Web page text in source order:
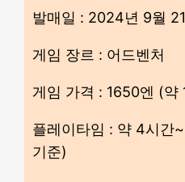
발매일 : 2024년 9월
게임 장르 : 어드벤처
게임 가격 : 1650엔 (약
플레이타임 : 약 4시간
기준)